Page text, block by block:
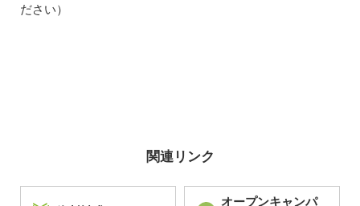
ださい）
関連リンク
オープンキャンパ